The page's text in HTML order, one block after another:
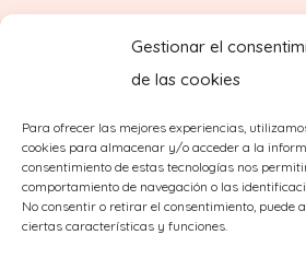
Gestionar el
de las cookies
Para ofrecer las mejores experiencias,
cookies para almacenar y/o acceder a la
consentimiento de estas tecnologías nos
comportamiento de navegación o las
No consentir o retirar el consentimiento, puede
ciertas características y funciones.
¿Dudas con tu pedido?